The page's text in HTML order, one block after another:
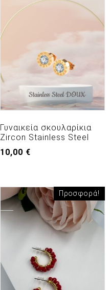
Γυναικεία σκουλαρίκια
Zircon Stainless Steel
10,00 €
Προσφορά!